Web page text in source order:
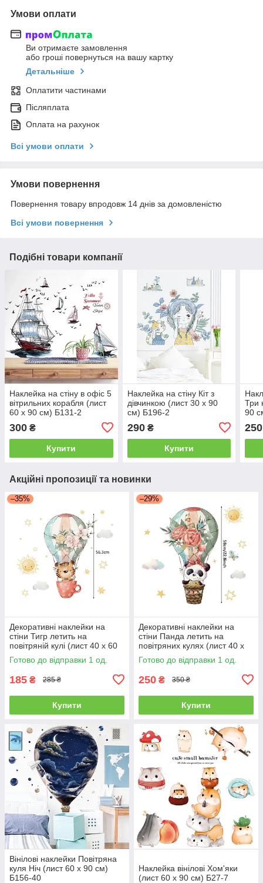
Умови оплати
Ви отримаєте замовлення
або гроші повернуться на вашу картку
Детальніше
Оплатити частинами
Післяплата
Оплата на рахунок
Всі умови оплати
Умови повернення
Повернення товару впродовж 14 днів за домовленістю
Всі умови повернення
Подібні товари компанії
Наклейка на стіну в офіс 5
вітрильних корабля (лист
60 х 90 см) Б131-2
300 ₴
Купити
Наклейка на стіну Кіт з
дівчинкою (лист 30 х 90
см) Б196-2
290₴
Купити
Три
90
250
Акційні пропозиції та новинки
–35%
Декоративні наклейки на
стіни Тигр летить на
повітряній кулі (лист 40 х 60
см) Б156-20-10
Готово до відправки 1 од.
185 ₴ 285 ₴
Купити
–29%
Декоративні наклейки на
стіни Панда летить на
повітряних кулях (лист 40 х
60 см) Б156-20-7
Готово до відправки 1 од.
250 ₴ 350 ₴
Купити
Вінілові наклейки Повітряна
куля Ніч (лист 60 х 90 см)
Б156-40
Наклейка вінілові Хом'яки
(лист 60 х 90 см) Б27-7